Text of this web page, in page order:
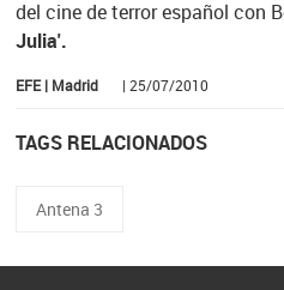
del cine de terror español con
Julia'.
EFE | Madrid | 25/07/2010
TAGS RELACIONADOS
Antena 3